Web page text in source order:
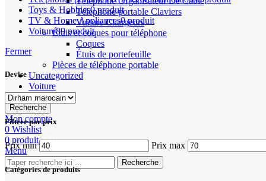
Téléphone portable Claviers
Voiture Chargeurs
Étuis et coques pour téléphone
Coques
Étuis de portefeuille
Pièces de téléphone portable
Uncategorized
Voiture
Recherche
Mon compte
0 Wishlist
0 produit 0DH
Menu
Recherche
Toys & Hobbies0 produit
TV & Home Appliances0 produit
Voiture89 produit
Fermer
Devise
Filtrer par prix
Prix min Prix max
Catégories de produits